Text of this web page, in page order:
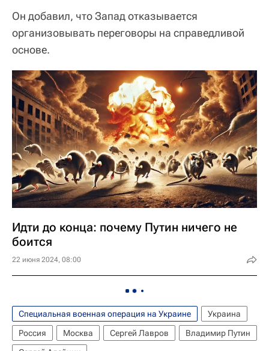
Он добавил, что Запад отказывается
организовывать переговоры на справедливой
основе.
Идти до конца: почему Путин ничего не
боится
22 июня 2024, 08:00
Специальная военная операция на Украине
Украина
Россия
Москва Сергей Лавров
Владимир Путин